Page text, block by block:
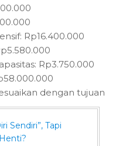
Rp16.400.000
Rp3.750.000
dengan tujuan
Sendiri”, Tapi